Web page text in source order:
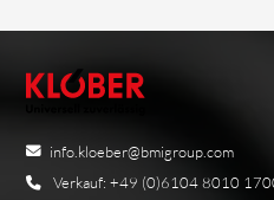
info.kloeber@bmigroup.com
Verkauf: +49 (0)6104 8010